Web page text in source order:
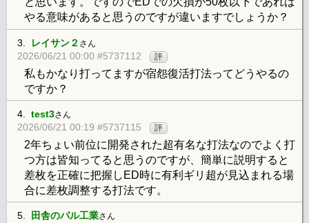
やる意味があると思うのですが違いますでしょうか？
3. レイサン２ さん
2026/06/21 00:00 #5737112 評
私もかなり打ってますが宿怨復活打法ってどうやるの
ですか？
4. test3さん
2026/06/21 00:19 #5737115 評
2年ちょい前位に開発された超有名な打法なのでよく打
つ方は皆知ってると思うのですが、簡単に説明すると
差枚を正確に把握しED時に有利ギリ超が見込まれる場
合に差枚調整する打法です。
5. 田舎のパル工業さん